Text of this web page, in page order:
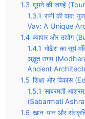
1.3 घूमने की जगहें
1.3.1 रानी की वाव:
Vav: A Unique
1.4 व्यापार और
1.4.1 मोढेरा का सूर्य
अद्भुत संगम
Ancient
1.5 शिक्षा और विकास
1.5.1 साबरमती
(Sabarmati
1.6 खान-पान और